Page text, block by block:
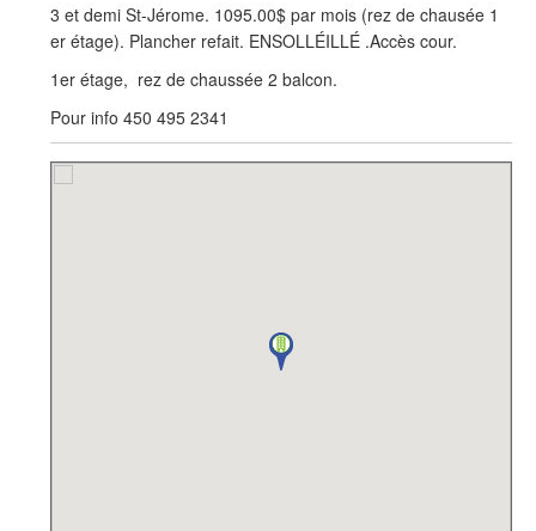
3 et demi St-Jérome. 1095.00$ par mois (rez de chausée 1
er étage). Plancher refait. ENSOLLÉILLÉ .Accès cour.
1er étage, rez de chaussée 2 balcon.
Pour info 450 495 2341